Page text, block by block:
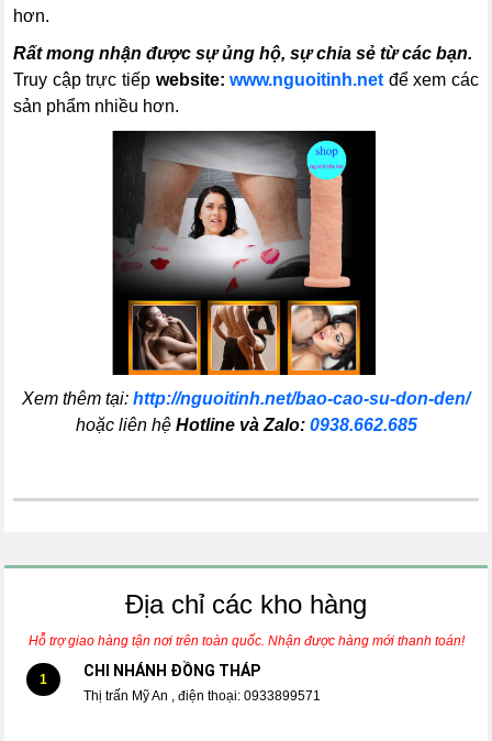
hơn.
Rất mong nhận được sự ủng hộ, sự chia sẻ từ các bạn.
Truy cập trực tiếp website:www.nguoitinh.net để xem các
sản phẩm nhiều hơn.
Xem thêm tại: http://nguoitinh.net/bao-cao-su-don-den/
hoặc liên hệ Hotline và Zalo: 0938.662.685
Địa chỉ các kho hàng
Hỗ trợ giao hàng tận nơi trên toàn quốc. Nhận được hàng mới thanh toán!
1 CHI NHÁNH ĐỒNG THÁP
Thị trấn Mỹ An , điện thoại: 0933899571